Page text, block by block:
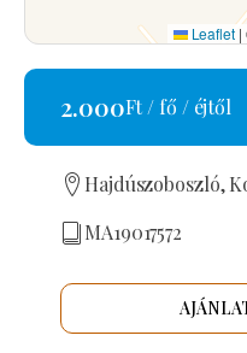
Leaflet |
2.000Ft / fő / éjtől
Hajdúszoboszló,
MA19017572